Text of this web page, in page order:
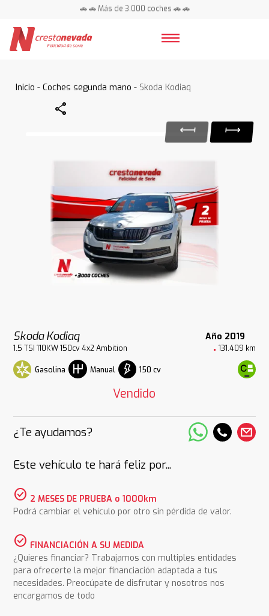
🚗 🚗 Más de 3.000 coches 🚗 🚗
Inicio -Coches segunda mano - Skoda Kodiaq
Share
Skoda Kodiaq Año 2019
1.5 TSI 110KW 150cv 4x2 Ambition 131.409 km
Gasolina Manual 150 cv
Vendido
¿Te ayudamos?
Este vehículo te hará feliz por...
check_circle 2 MESES DE PRUEBA o 1000km
Podrá cambiar el vehículo por otro sin pérdida de valor.
check_circle FINANCIACIÓN A SU MEDIDA
¿Quieres financiar? Trabajamos con multiples entidades
para ofrecerte la mejor financiación adaptada a tus
necesidades. Preocúpate de disfrutar y nosotros nos
encargamos de todo